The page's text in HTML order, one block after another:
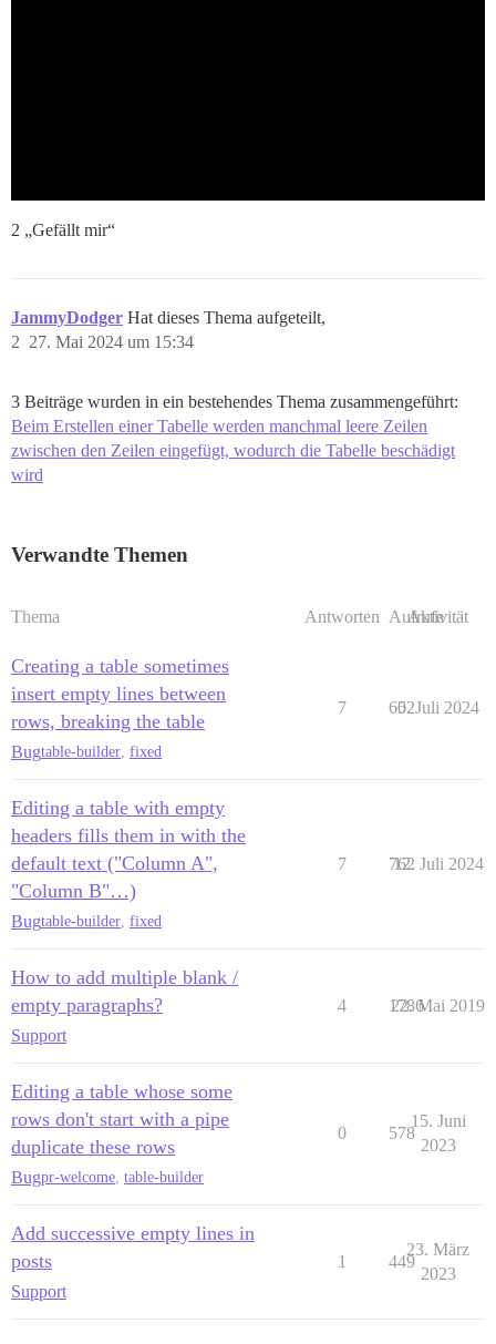
2 „Gefällt mir“
JammyDodger Hat dieses Thema aufgeteilt,
27. Mai 2024 um 15:34
2
3 Beiträge wurden in ein bestehendes Thema zusammengeführt:
Beim Erstellen einer Tabelle werden manchmal leere Zeilen
zwischen den Zeilen eingefügt, wodurch die Tabelle beschädigt
wird
Verwandte Themen
Thema Antworten Aufrufe
Aktivität
Creating a table sometimes
insert empty lines between
rows, breaking the table
Bugtable-builder, fixed
7 602
5. Juli 2024
Editing a table with empty
headers fills them in with the
default text ("Column A",
"Column B"…)
Bugtable-builder, fixed
7 762
12. Juli 2024
How to add multiple blank /
empty paragraphs?
Support
4 1786
22. Mai 2019
Editing a table whose some
rows don't start with a pipe
duplicate these rows
Bugpr-welcome, table-builder
0 578
15. Juni
2023
Add successive empty lines in
posts
Support
1 449
23. März
2023